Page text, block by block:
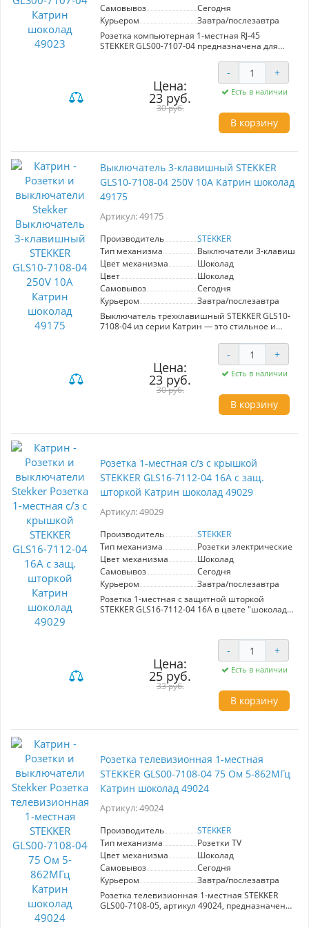
Самовывоз
Сегодня
Курьером
Завтра/послезавтра
Розетка компьютерная 1-местная RJ-45
STEKKER GLS00-7107-04 предназначена для
шоколадный, подходит для стильных
интерьеров. Высококачественные материалы
обеспечивают надежную работу и
долговечность. Идеальное решение для
офисов и домашних сетей.
Цена:
23 руб.
30 руб.
- +
Есть в наличии
В корзину
Выключатель 3-клавишный STEKKER
GLS10-7108-04 250V 10А Катрин шоколад
49175
Артикул: 49175
Производитель
STEKKER
Тип механизма
Выключатели 3-
Цвет механизма
Шоколад
Цвет
Шоколад
Самовывоз
Сегодня
Курьером
Завтра/послезавтра
Выключатель трехклавишный STEKKER GLS10-
7108-04 из серии Катрин — это стильное и
интерьера. Скрытый тип установки и
компактные размеры 55*55*35 мм позволяют
легко интегрировать его в любые
дизайнерские решения. Шоколадный цвет
добавляет элегантности, а использование
качественных материалов, таких как
поликарбонат и латунь, гарантирует
Уровень защиты IP20 позволяет использовать
его внутри помещений. Выбор STEKKER — это
выбор надежности и стиля для вашего дома.
Цена:
23 руб.
30 руб.
- +
Есть в наличии
В корзину
Розетка 1-местная с/з с крышкой
STEKKER GLS16-7112-04 16А с защ.
шторкой Катрин шоколад 49029
Артикул: 49029
Производитель
STEKKER
Тип механизма
Розетки электрические
Цвет механизма
Шоколад
Самовывоз
Сегодня
Курьером
Завтра/послезавтра
Розетка 1-местная с защитной шторкой
STEKKER GLS16-7112-04 16А в цвете "шоколад"
случайного контакта, она обеспечит
безопасность, особенно в семьях с детьми.
Эстетически привлекательный шоколадный
цвет гармонично впишется в любой интерьер,
добавляя ему уют и стиль. Подходит для
использования в жилых и коммерческих
помещениях, где требуется надежное и
безопасное подключение электрических
с продукцией STEKKER.
Цена:
25 руб.
33 руб.
- +
Есть в наличии
В корзину
Розетка телевизионная 1-местная
STEKKER GLS00-7108-04 75 Ом 5-862МГц
Катрин шоколад 49024
Артикул: 49024
Производитель
STEKKER
Тип механизма
Розетки TV
Цвет механизма
Шоколад
Самовывоз
Сегодня
Курьером
Завтра/послезавтра
Розетка телевизионная 1-местная STEKKER
GLS00-7108-05, артикул 49024, предназначена